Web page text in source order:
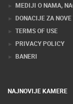
MEDIJI O NAMA,
DONACIJE ZA
TERMS OF USE
PRIVACY POLICY
BANERI
NAJNOVIJE KAMERE